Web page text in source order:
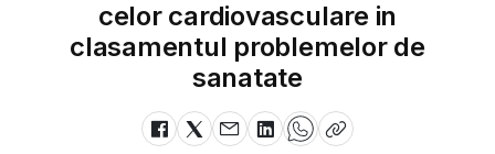
celor cardiovasculare in
clasamentul problemelor de
sanatate